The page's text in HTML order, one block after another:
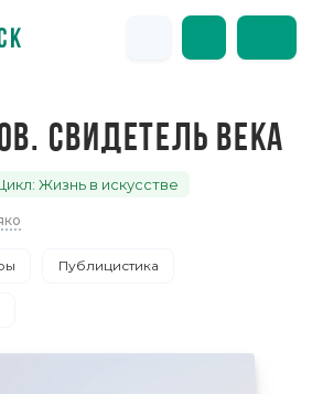
СВИДЕТЕЛЬ ВЕКА
Жизнь в искусстве
Публицистика